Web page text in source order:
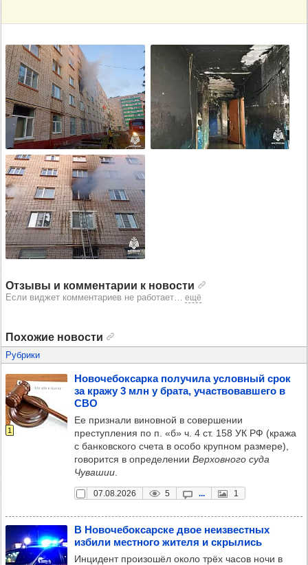
Отзывы и комментарии к новости
Если виджет комментариев не работает… ещё
Похожие новости
Рубрики
1
Ново­че­бок­сарка полу­чила услов­ный срок
за кражу 3 млн у брата, учас­тво­вав­шего в
СВО
Ее признали виновной в совершении
преступления по п. «б» ч. 4 ст. 158 УК РФ (кража
с банковского счета в особо крупном размере),
говорится в определении Верховного суда
Чувашии
07.08.2026 5 ... 1
В Ново­че­бок­сар­ске двое неиз­вес­тных
избили мес­тного жителя и скры­лись
Инцидент произошёл около трёх часов ночи в